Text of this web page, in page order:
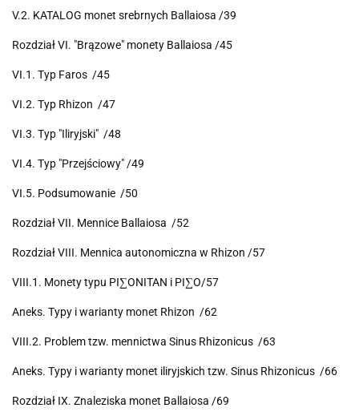
V.2. KATALOG monet srebrnych Ballaiosa /39
Rozdział VI. "Brązowe" monety Ballaiosa /45
VI.1. Typ Faros /45
VI.2. Typ Rhizon /47
VI.3. Typ "Iliryjski" /48
VI.4. Typ "Przejściowy" /49
VI.5. Podsumowanie /50
Rozdział VII. Mennice Ballaiosa /52
Rozdział VIII. Mennica autonomiczna w Rhizon /57
VIII.1. Monety typu PI∑ONITAN i PI∑O/57
Aneks. Typy i warianty monet Rhizon /62
VIII.2. Problem tzw. mennictwa Sinus Rhizonicus /63
Aneks. Typy i warianty monet iliryjskich tzw. Sinus Rhizonicus /66
Rozdział IX. Znaleziska monet Ballaiosa /69